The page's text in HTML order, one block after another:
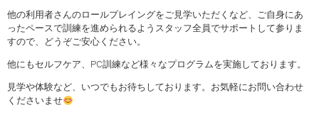
他の利用者さんのロールプレイングをご見学いただくなど、ご自身にあ
ったペースで訓練を進められるようスタッフ全員でサポートして参りま
すので、どうぞご安心ください。
他にもセルフケア、PC訓練など様々なプログラムを実施しております。
見学や体験など、いつでもお待ちしております。お気軽にお問い合わせ
くださいませ